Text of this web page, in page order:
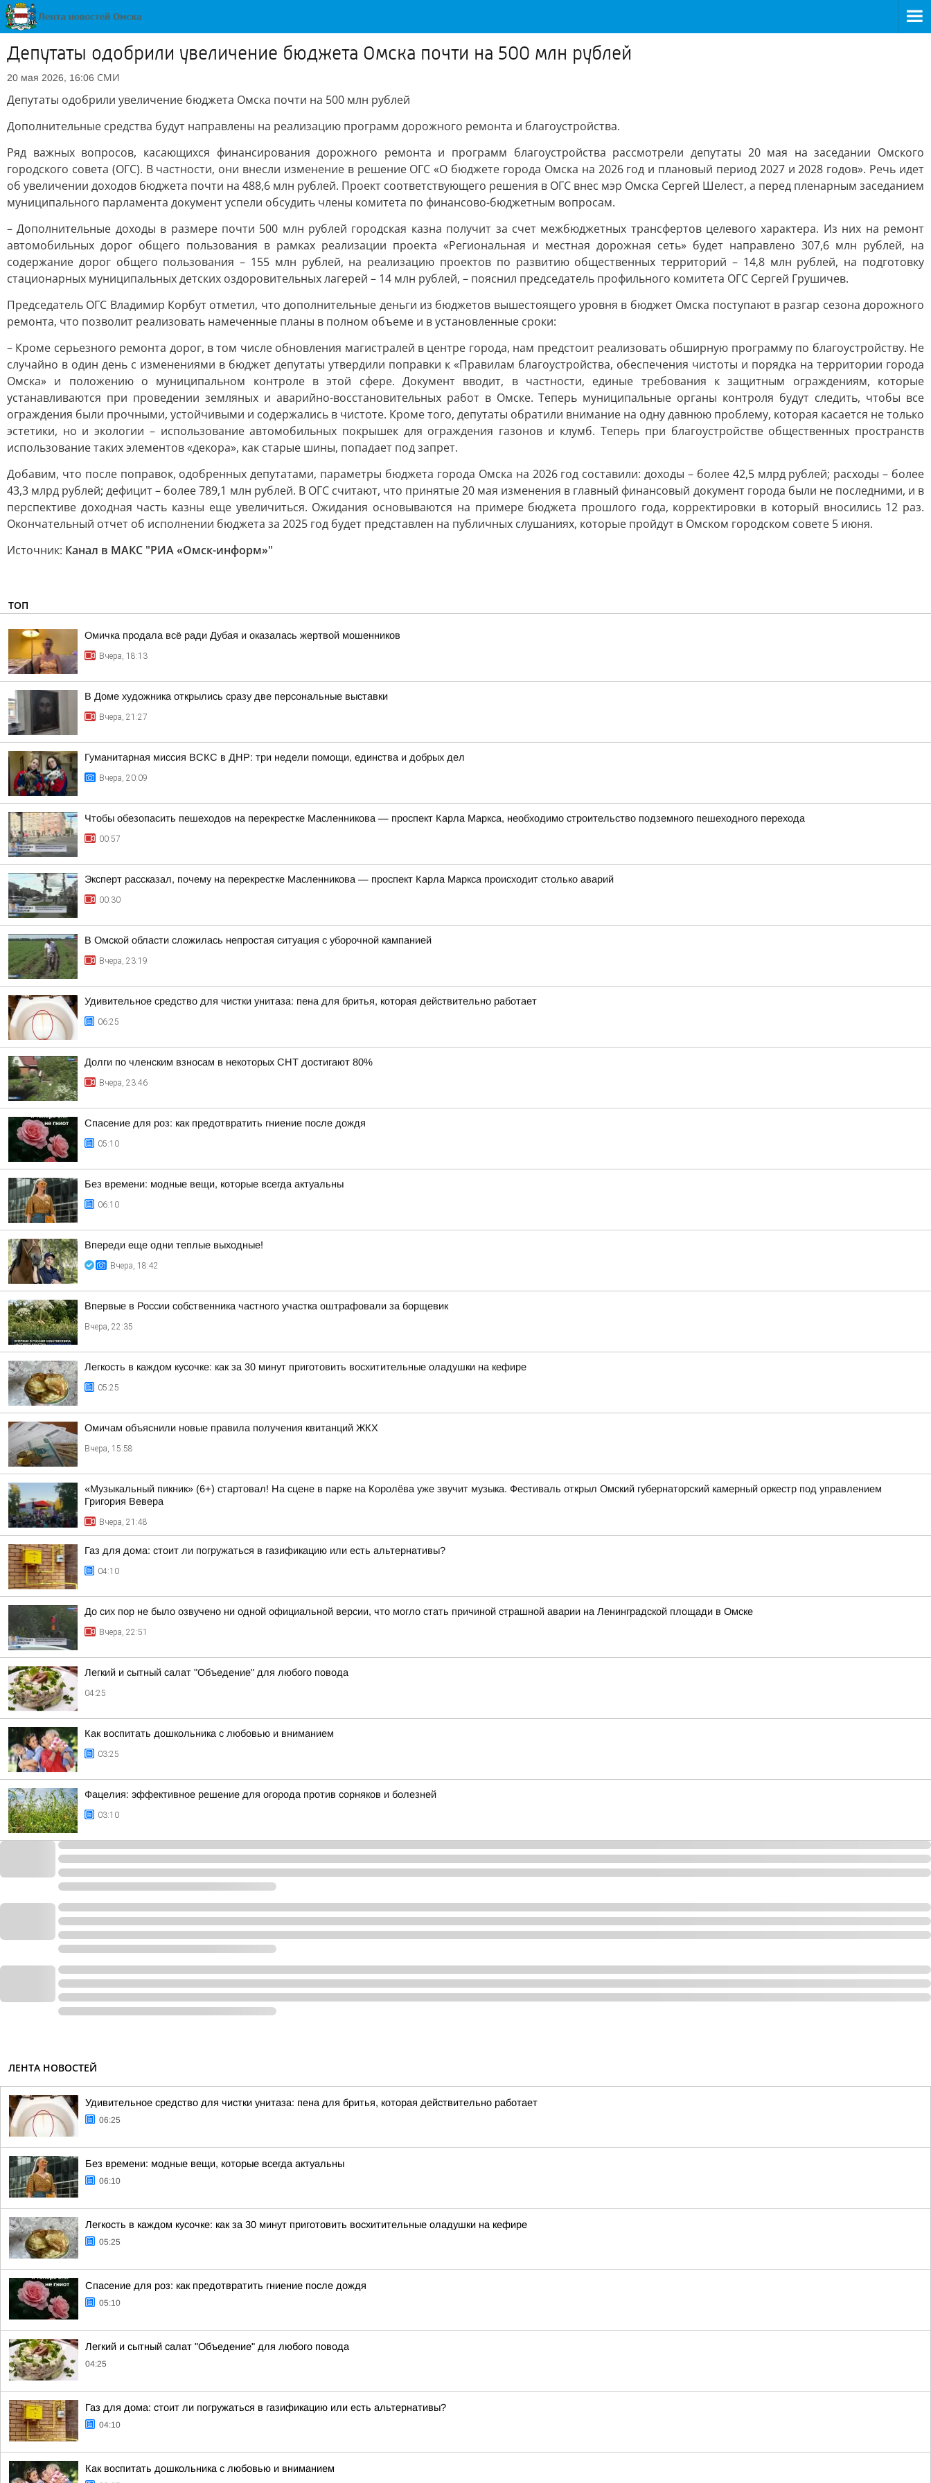
Депутаты одобрили увеличение бюджета Омска почти на 500 млн рублей
20 мая 2026, 16:06 СМИ
Депутаты одобрили увеличение бюджета Омска почти на 500 млн рублей
Дополнительные средства будут направлены на реализацию программ дорожного ремонта и благоустройства.
Ряд важных вопросов, касающихся финансирования дорожного ремонта и программ благоустройства рассмотрели депутаты 20 мая на заседании Омского
городского совета (ОГС). В частности, они внесли изменение в решение ОГС «О бюджете города Омска на 2026 год и плановый период 2027 и 2028 годов». Речь идет
об увеличении доходов бюджета почти на 488,6 млн рублей. Проект соответствующего решения в ОГС внес мэр Омска Сергей Шелест, а перед пленарным заседанием
муниципального парламента документ успели обсудить члены комитета по финансово-бюджетным вопросам.
– Дополнительные доходы в размере почти 500 млн рублей городская казна получит за счет межбюджетных трансфертов целевого характера. Из них на ремонт
автомобильных дорог общего пользования в рамках реализации проекта «Региональная и местная дорожная сеть» будет направлено 307,6 млн рублей, на
содержание дорог общего пользования – 155 млн рублей, на реализацию проектов по развитию общественных территорий – 14,8 млн рублей, на подготовку
стационарных муниципальных детских оздоровительных лагерей – 14 млн рублей, – пояснил председатель профильного комитета ОГС Сергей Грушичев.
Председатель ОГС Владимир Корбут отметил, что дополнительные деньги из бюджетов вышестоящего уровня в бюджет Омска поступают в разгар сезона дорожного
ремонта, что позволит реализовать намеченные планы в полном объеме и в установленные сроки:
– Кроме серьезного ремонта дорог, в том числе обновления магистралей в центре города, нам предстоит реализовать обширную программу по благоустройству. Не
случайно в один день с изменениями в бюджет депутаты утвердили поправки к «Правилам благоустройства, обеспечения чистоты и порядка на территории города
Омска» и положению о муниципальном контроле в этой сфере. Документ вводит, в частности, единые требования к защитным ограждениям, которые
устанавливаются при проведении земляных и аварийно-восстановительных работ в Омске. Теперь муниципальные органы контроля будут следить, чтобы все
ограждения были прочными, устойчивыми и содержались в чистоте. Кроме того, депутаты обратили внимание на одну давнюю проблему, которая касается не только
эстетики, но и экологии – использование автомобильных покрышек для ограждения газонов и клумб. Теперь при благоустройстве общественных пространств
использование таких элементов «декора», как старые шины, попадает под запрет.
Добавим, что после поправок, одобренных депутатами, параметры бюджета города Омска на 2026 год составили: доходы – более 42,5 млрд рублей; расходы – более
43,3 млрд рублей; дефицит – более 789,1 млн рублей. В ОГС считают, что принятые 20 мая изменения в главный финансовый документ города были не последними, и в
перспективе доходная часть казны еще увеличиться. Ожидания основываются на примере бюджета прошлого года, корректировки в который вносились 12 раз.
Окончательный отчет об исполнении бюджета за 2025 год будет представлен на публичных слушаниях, которые пройдут в Омском городском совете 5 июня.
Источник: Канал в МАКС "РИА «Омск-информ»"
ТОП
Омичка продала всё ради Дубая и оказалась жертвой мошенников
Вчера, 18:13
В Доме художника открылись сразу две персональные выставки
Вчера, 21:27
Гуманитарная миссия ВСКС в ДНР: три недели помощи, единства и добрых дел
Вчера, 20:09
Чтобы обезопасить пешеходов на перекрестке Масленникова — проспект Карла Маркса, необходимо строительство подземного пешеходного перехода
00:57
Эксперт рассказал, почему на перекрестке Масленникова — проспект Карла Маркса происходит столько аварий
00:30
В Омской области сложилась непростая ситуация с уборочной кампанией
Вчера, 23:19
Удивительное средство для чистки унитаза: пена для бритья, которая действительно работает
06:25
Долги по членским взносам в некоторых СНТ достигают 80%
Вчера, 23:46
Спасение для роз: как предотвратить гниение после дождя
05:10
Без времени: модные вещи, которые всегда актуальны
06:10
Впереди еще одни теплые выходные!
Вчера, 18:42
Впервые в России собственника частного участка оштрафовали за борщевик
Вчера, 22:35
Легкость в каждом кусочке: как за 30 минут приготовить восхитительные оладушки на кефире
05:25
Омичам объяснили новые правила получения квитанций ЖКХ
Вчера, 15:58
«Музыкальный пикник» (6+) стартовал! На сцене в парке на Королёва уже звучит музыка. Фестиваль открыл Омский губернаторский камерный оркестр под управлением
Григория Вевера
Вчера, 21:48
Газ для дома: стоит ли погружаться в газификацию или есть альтернативы?
04:10
До сих пор не было озвучено ни одной официальной версии, что могло стать причиной страшной аварии на Ленинградской площади в Омске
Вчера, 22:51
Легкий и сытный салат "Объедение" для любого повода
04:25
Как воспитать дошкольника с любовью и вниманием
03:25
Фацелия: эффективное решение для огорода против сорняков и болезней
03:10
ЛЕНТА НОВОСТЕЙ
Удивительное средство для чистки унитаза: пена для бритья, которая действительно работает
06:25
Без времени: модные вещи, которые всегда актуальны
06:10
Легкость в каждом кусочке: как за 30 минут приготовить восхитительные оладушки на кефире
05:25
Спасение для роз: как предотвратить гниение после дождя
05:10
Легкий и сытный салат "Объедение" для любого повода
04:25
Газ для дома: стоит ли погружаться в газификацию или есть альтернативы?
04:10
Как воспитать дошкольника с любовью и вниманием